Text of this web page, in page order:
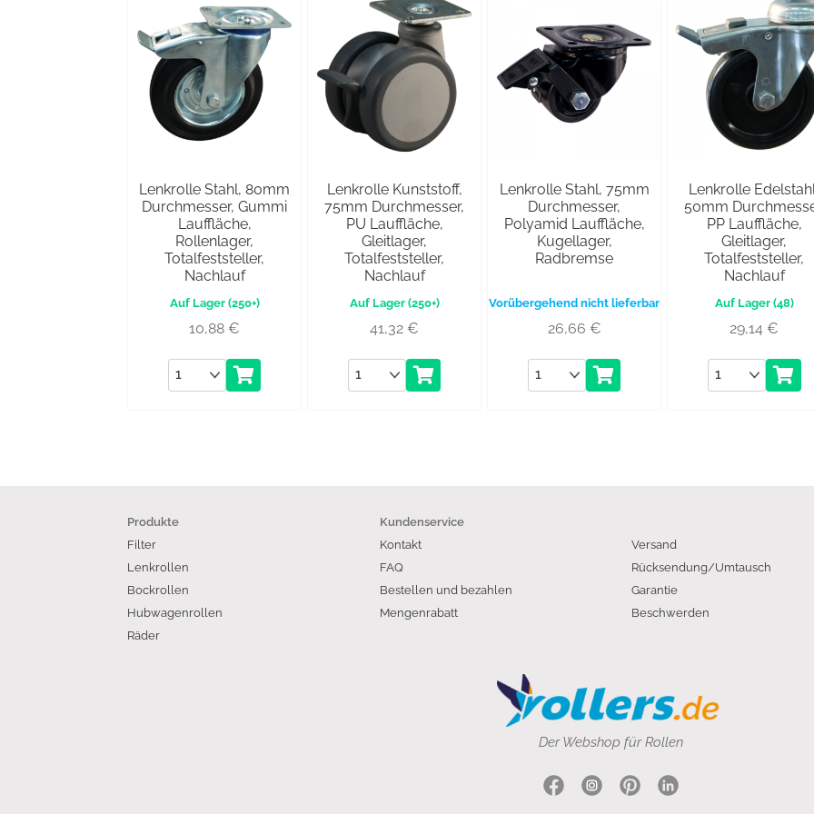
Lenkrolle Stahl, 80mm
Durchmesser, Gummi
Lauffläche,
Rollenlager,
Totalfeststeller,
Nachlauf
(250+)
10,88€
Anzahl
Lenkrolle Kunststoff,
75mm Durchmesser,
PU Lauffläche,
Gleitlager,
Totalfeststeller,
Nachlauf
(250+)
41,32€
Anzahl
Lenkrolle Stahl, 75mm
Durchmesser,
Polyamid Lauffläche,
Kugellager,
Radbremse
Vorübergehend nicht lieferbar
26,66 €
Anzahl
Lenkrolle
50mm
PP Lauffläche,
Gleitlager,
Totalfeststeller,
Nachlauf
(48)
29,14€
Anzahl
Produkte
Filter
Lenkrollen
Bockrollen
Hubwagenrollen
Räder
Kundenservice
Kontakt
FAQ
Bestellen und bezahlen
Mengenrabatt
Versand
Rücksendung/Umtausch
Garantie
Beschwerden
Der Webshop für Rollen